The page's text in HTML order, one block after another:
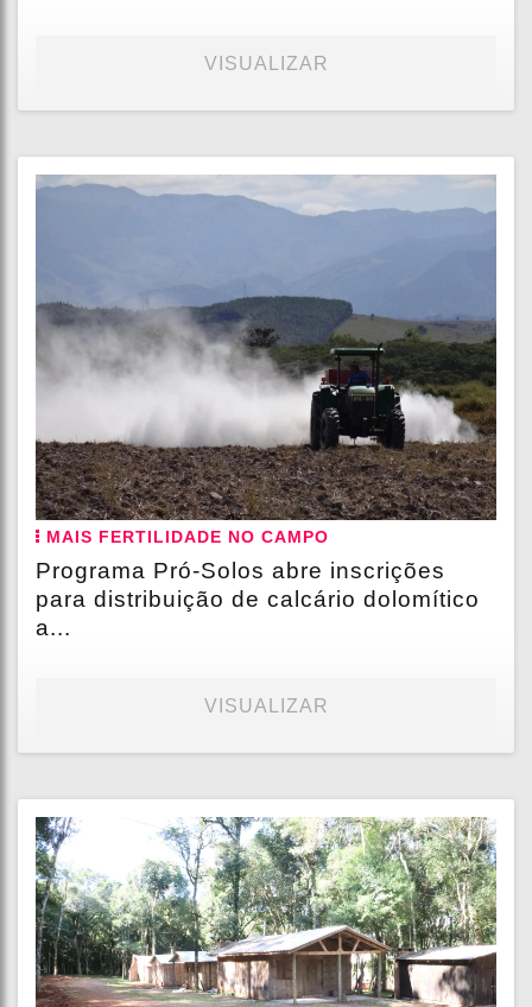
VISUALIZAR
MAIS FERTILIDADE NO CAMPO
Programa Pró-Solos abre inscrições
para distribuição de calcário dolomítico
a...
VISUALIZAR